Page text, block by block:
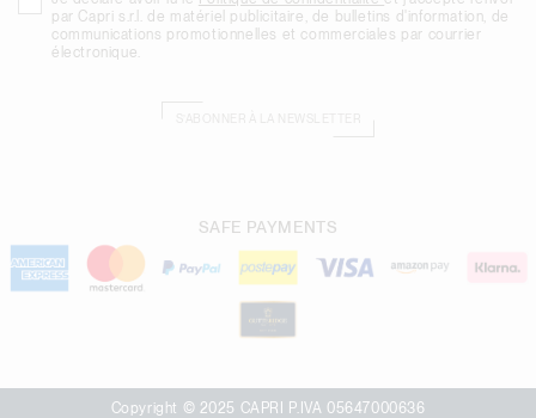
par Capri s.r.l. de matériel publicitaire, de bulletins d'information, de
communications promotionnelles et commerciales par courrier
électronique.
SAFE PAYMENTS
Copyright © 2025 CAPRI P.IVA 05647000636